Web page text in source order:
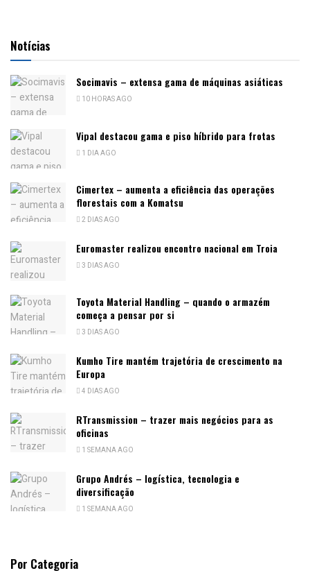
Notícias
Socimavis – extensa gama de máquinas asiáticas
10 HORAS AGO
Vipal destacou gama e piso híbrido para frotas
1 DIA AGO
Cimertex – aumenta a eficiência das operações
florestais com a Komatsu
2 DIAS AGO
Euromaster realizou encontro nacional em Troia
3 DIAS AGO
Toyota Material Handling – quando o armazém
começa a pensar por si
3 DIAS AGO
Kumho Tire mantém trajetória de crescimento na
Europa
4 DIAS AGO
RTransmission – trazer mais negócios para as
oficinas
1 SEMANA AGO
Grupo Andrés – logística, tecnologia e
diversificação
1 SEMANA AGO
Por Categoria